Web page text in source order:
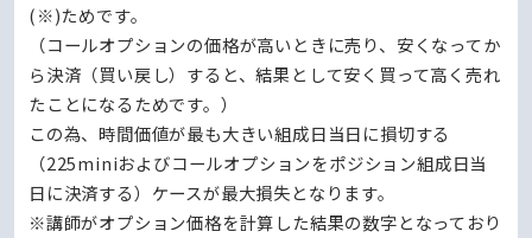
(※)ためです。
（コールオプションの価格が高いときに売り、安くなってか
ら決済（買い戻し）すると、結果として安く買って高く売れ
たことになるためです。）
この為、時間価値が最も大きい組成日当日に損切する
（225miniおよびコールオプションをポジション組成日当
日に決済する）ケースが最大損失となります。
※講師がオプション価格を計算した結果の数字となっており